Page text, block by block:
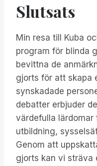
Slutsats
Min resa till Kuba
program för blinda
bevittna de
gjorts för att skapa
synskadade
debatter erbjuder
värdefulla
utbildning,
Genom att
gjorts kan vi sträva